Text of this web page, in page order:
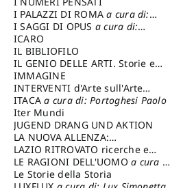
I PALAZZI DI ROMAa cura di:
Ippoliti Alessandro
I SAGGI DI OPUS a cura di:
Scalesse Tommaso
ICARO
IL BIBLIOFILO
IL GENIO DELLE ARTI. Storie e
interpretazione
IMMAGINE
INTERVENTI d'Arte sull'Arte
dedicata alla cultura della
conservazione d’arte
Fondazione Paola Droghetti onlus
ITACAa cura di: Portoghesi Paolo
Iter Mundi
JUGEND DRANG UND AKTION
LA NUOVA ALLENZA:
ARCHITETTURA & AMBIENTE
LAZIO RITROVATO ricerche e
restauri
LE RAGIONI DELL'UOMOa cura di:
Lombardi Satriani Luigi
Le Storie della Storia